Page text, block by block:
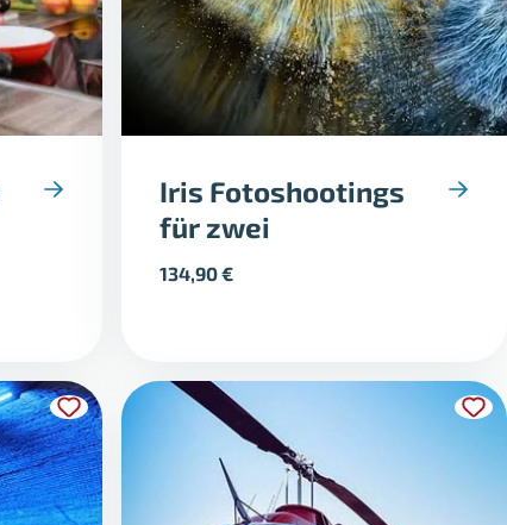
Iris Fotoshootings
für zwei
134,90€